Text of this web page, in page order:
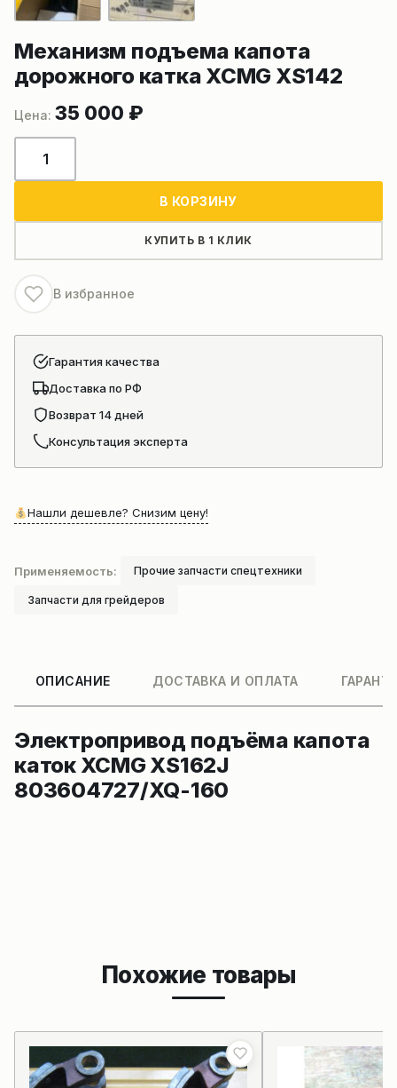
Механизм подъема капота
дорожного катка XCMG XS142
35 000 ₽
товара
дорожного
катка
XCMG
В КОРЗИНУ
КУПИТЬ В 1 КЛИК
В избранное
Гарантия качества
Доставка по РФ
Возврат 14 дней
Консультация эксперта
Нашли дешевле? Снизим цену!
Применяемость: Прочие запчасти спецтехники
Запчасти для грейдеров
ОПИСАНИЕ ДОСТАВКА И ОПЛАТА
Электропривод подъёма капота
каток XCMG XS162J
803604727/XQ-160
Похожие товары